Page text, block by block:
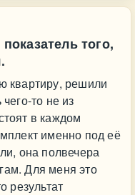
того,
квартиру, решили
то не из
в каждом
именно под её
она полвечера
Для меня это
результат